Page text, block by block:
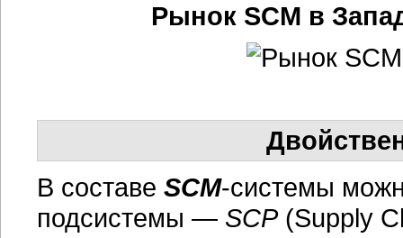
Рынок SCM в
В составе SCM-системы
подсистемы — SCP(Supply